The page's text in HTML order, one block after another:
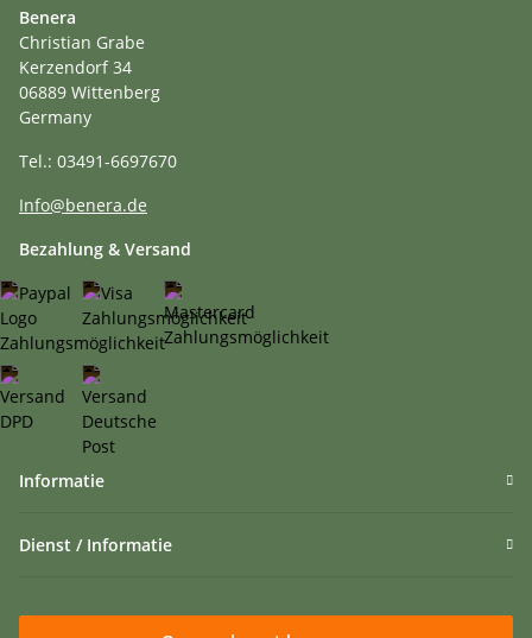
Benera
Christian Grabe
Kerzendorf 34
06889 Wittenberg
Germany
Tel.: 03491-6697670
Info@benera.de
Bezahlung & Versand
Informatie
Dienst / Informatie